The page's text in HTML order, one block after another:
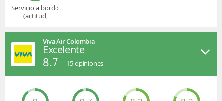
Servicio a bordo
(actitud,
Viva Air Colombia
Excelente
8.7 15opiniones